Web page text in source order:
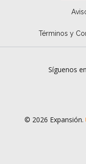
Términos y
Síguenos
© 2026 Expansión.